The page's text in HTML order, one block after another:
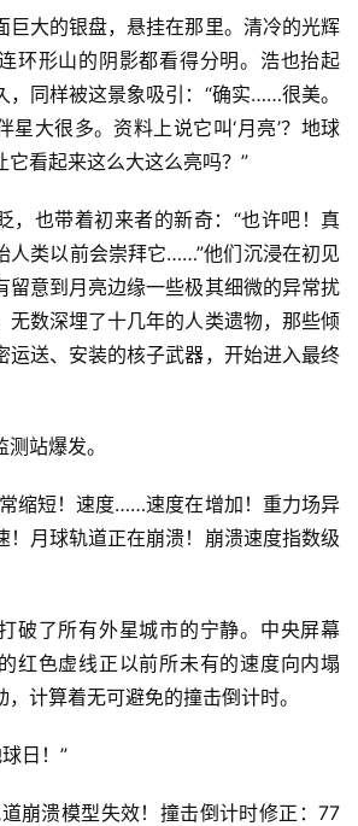
巨大的银盘，悬挂在那里。清冷的光辉
环形山的阴影都看得分明。浩也抬起
，同样被这景象吸引：“确实……很美。
星大很多。资料上说它叫‘月亮’？地球
它看起来这么大这么亮吗？”
，也带着初来者的新奇：“也许吧！真
人类以前会崇拜它……”他们沉浸在初见
留意到月亮边缘一些极其细微的异常扰
无数深埋了十几年的人类遗物，那些倾
运送、安装的核子武器，开始进入最终
站爆发。
缩短！速度……速度在增加！重力场异
！月球轨道正在崩溃！崩溃速度指数级
破了所有外星城市的宁静。中央屏幕
红色虚线正以前所未有的速度向内塌
计算着无可避免的撞击倒计时。
日！”
崩溃模型失效！撞击倒计时修正：77